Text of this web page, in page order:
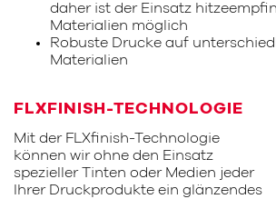
daher ist der Einsatz
Materialien möglich
Robuste Drucke auf
Materialien
FLXFINISH-TECHNOLOGIE
Mit der FLXfinish-Technologie
können wir ohne den Einsatz
spezieller Tinten oder Medien jeder
Ihrer Druckprodukte ein glänzendes